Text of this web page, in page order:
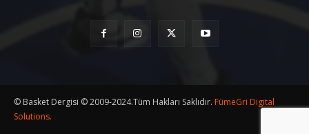
© Basket Dergisi © 2009-2024.Tüm Hakları Saklıdır. FümeGri Digital
Solutions.